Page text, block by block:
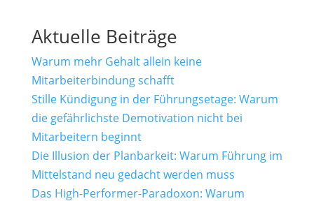
Aktuelle Beiträge
Warum mehr Gehalt allein keine
Mitarbeiterbindung schafft
Stille Kündigung in der Führungsetage: Warum
die gefährlichste Demotivation nicht bei
Mitarbeitern beginnt
Die Illusion der Planbarkeit: Warum Führung im
Mittelstand neu gedacht werden muss
Das High-Performer-Paradoxon: Warum